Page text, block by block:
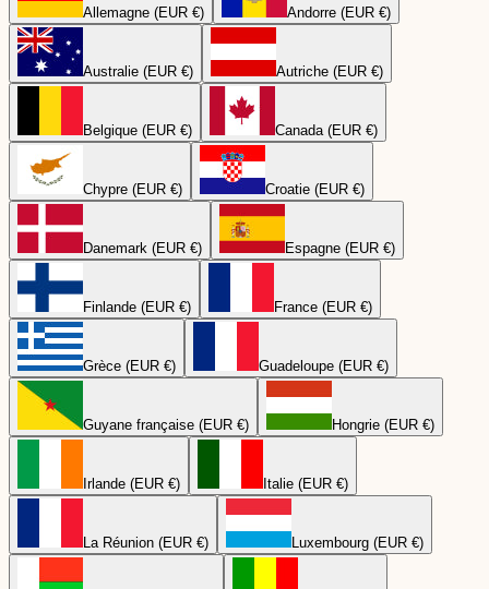
Allemagne (EUR €) Andorre (EUR €)
Australie (EUR €) Autriche (EUR €)
Belgique (EUR €) Canada (EUR €)
Chypre (EUR €) Croatie (EUR €)
Danemark (EUR €) Espagne (EUR €)
Finlande (EUR €) France (EUR €)
Grèce (EUR €) Guadeloupe (EUR €)
Guyane française (EUR €) Hongrie (EUR €)
Irlande (EUR €) Italie (EUR €)
La Réunion (EUR €) Luxembourg (EUR €)